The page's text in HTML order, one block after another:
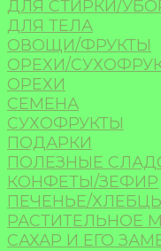
ДЛЯ СТИРКИ/
ДЛЯ ТЕЛА
ОВОЩИ/ФРУКТЫ
ОРЕХИ/
ОРЕХИ
СЕМЕНА
СУХОФРУКТЫ
ПОДАРКИ
ПОЛЕЗНЫЕ
КОНФЕТЫ/ЗЕФИР
ПЕЧЕНЬЕ/
РАСТИТЕЛЬНОЕ
САХАР И ЕГО